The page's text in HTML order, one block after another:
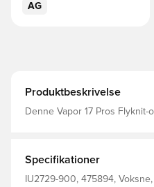
AG
Produktbeskrivelse
Denne Vapor 17 Pros
forsvarsspillere, mens vores
kraft til skarpe drejninger og
Specifikationer
IU2729-900, 475894,